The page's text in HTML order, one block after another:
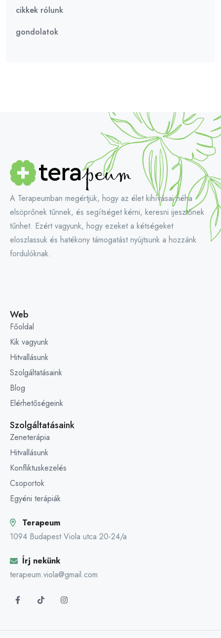
cikkek rólunk
gondolatok
A Terapeumban megértjük, hogy az élet kihívásai néha
elsöprőnek tűnnek, és segítséget kérni, keresni ijesztőnek
tűnhet. Ezért vagyunk, hogy ezeket a kétségeket
eloszlassuk és hatékony támogatást nyújtsunk a hozzánk
fordulóknak.
Web
Főoldal
Kik vagyunk
Hitvallásunk
Szolgáltatásaink
Blog
Elérhetőségeink
Szolgáltatásaink
Zeneterápia
Hitvallásunk
Konfliktuskezelés
Csoportok
Egyéni terápiák
Terapeum
1094 Budapest Viola utca 20-24/a
Írj nekünk
terapeum.viola@gmail.com